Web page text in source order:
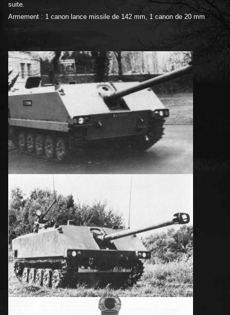
suite.
Armement : 1 canon lance missile de 142 mm, 1 canon de 20 mm